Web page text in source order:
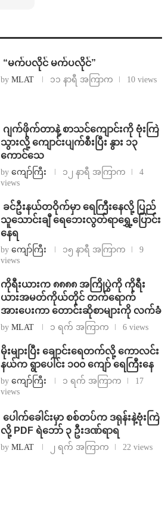
⁨ ⁨“မက်ပလိုင် မက်ပလိုင်”
by MLAT ၁၁ နာရီ အကြာက 10 views
⁨⁩ ⁨ဂျက်ဖိုက်တာနဲ့ စာသင်ကျောင်းကို ဗုံးကြဲ
သွားလို့ ကျောင်းပျက်စီးပြီး နွား ၁၃
ကောင်သေ
by ကျော်ကြီး ၁၂ နာရီ အကြာက
4
views
⁩ ⁨ခင်ဦးနယ်တဝိုက်မှာ ရေကြီးနေလို့ ပြည်
သူသောင်းချီ ရေဘေးလွတ်ရာရွှေ့ပြောင်း
နေရ
by ကျော်ကြီး ၁၅ နာရီ အကြာက
9
views
ကိုရီးယားက ၈၈၈၈ အကြိုပွဲကို ကိုရီး
ယားအမတ်ကိုယ်တိုင် တက်ရောက်
အားပေးကာ တောင်းဆိုစာများကို လက်ခံ
by MLAT ၁ ရက် အကြာက 6 views
⁨မိုးများပြီး ချောင်းရေတက်လို့ ကောလင်း
နယ်က ရွာပေါင်း ၁၀၀ ကျော် ရေကြီးနေ
by ကျော်ကြီး ၁ ရက် အကြာက
17
views
⁩ ⁨ပေါက်ခေါင်းမှာ စစ်တပ်က ဒရုန်းနဲ့ဗုံးကြဲ
လို့ PDF ရဲဘော် ၃ ဦးဒဏ်ရာရ
by MLAT ၂ ရက် အကြာက 22 views